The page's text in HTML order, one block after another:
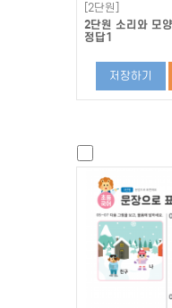
[2단원]
2단원 소리와 모
정답1
저장하기